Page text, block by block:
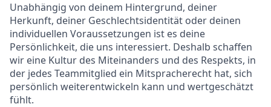
Unabhängig von deinem Hintergrund, deiner
Herkunft, deiner Geschlechtsidentität oder deinen
individuellen Voraussetzungen ist es deine
Persönlichkeit, die uns interessiert. Deshalb schaffen
wir eine Kultur des Miteinanders und des Respekts, in
der jedes Teammitglied ein Mitspracherecht hat, sich
persönlich weiterentwickeln kann und wertgeschätzt
fühlt.